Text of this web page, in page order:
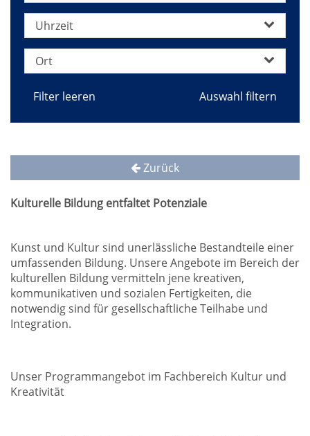
Uhrzeit
Ort
Filter leeren
Zurück
Kulturelle Bildung entfaltet Potenziale
Kunst und Kultur sind unerlässliche Bestandteile einer
umfassenden Bildung. Unsere Angebote im Bereich der
kulturellen Bildung vermitteln jene kreativen,
kommunikativen und sozialen Fertigkeiten, die
notwendig sind für gesellschaftliche Teilhabe und
Integration.
Unser Programmangebot im Fachbereich Kultur und
Kreativität